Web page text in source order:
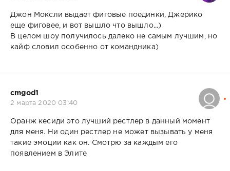
Джон Моксли выдает фиговые поединки, Джерико
еще фиговее, и вот вышло что вышло...)
В целом шоу получилось далеко не самым лучшим, но
кайф словил особенно от командника)
cmgod1
2 марта 2020 03:40
Оранж кесиди это лучший рестлер в данный момент
для меня. Ни один рестлер не может вызывать у меня
такие эмоции как он. Смотрю за каждым его
появлением в Элите